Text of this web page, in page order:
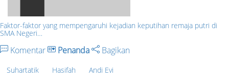
Faktor-faktor yang mempengaruhi kejadian keputihan remaja putri di
SMA Negeri…
Komentar Penanda Bagikan
Suhartatik Hasifah Andi Evi